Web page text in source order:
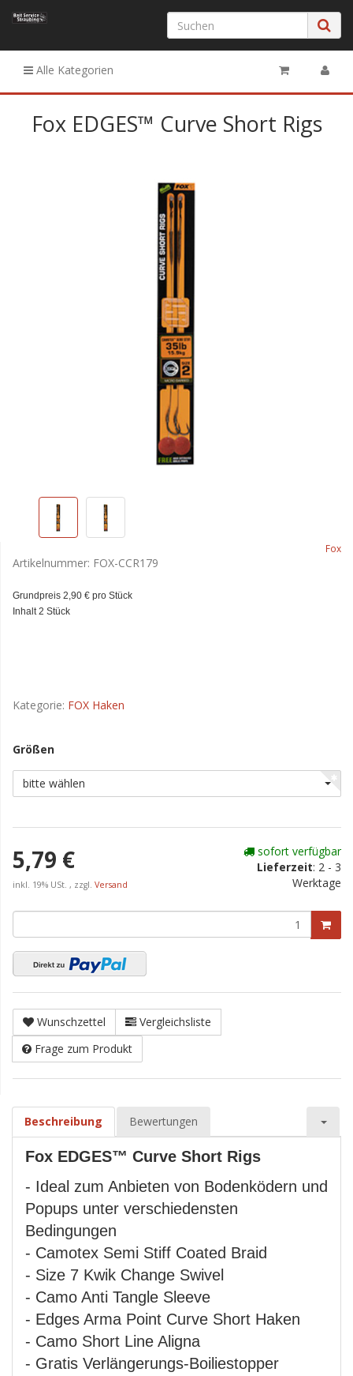
Alle Kategorien
Fox EDGES™ Curve Short Rigs
Fox
Artikelnummer: FOX-CCR179
Grundpreis 2,90 € pro Stück
Inhalt 2 Stück
Kategorie: FOX Haken
Größen
bitte wählen
5,79 €
inkl. 19% USt. , zzgl. Versand
sofort verfügbar
Lieferzeit: 2 - 3
Werktage
Wunschzettel
Vergleichsliste
Frage zum Produkt
Beschreibung Bewertungen
Fox EDGES™ Curve Short Rigs
- Ideal zum Anbieten von Bodenködern und
Popups unter verschiedensten
Bedingungen
- Camotex Semi Stiff Coated Braid
- Size 7 Kwik Change Swivel
- Camo Anti Tangle Sleeve
- Edges Arma Point Curve Short Haken
- Camo Short Line Aligna
- Gratis Verlängerungs-Boiliestopper